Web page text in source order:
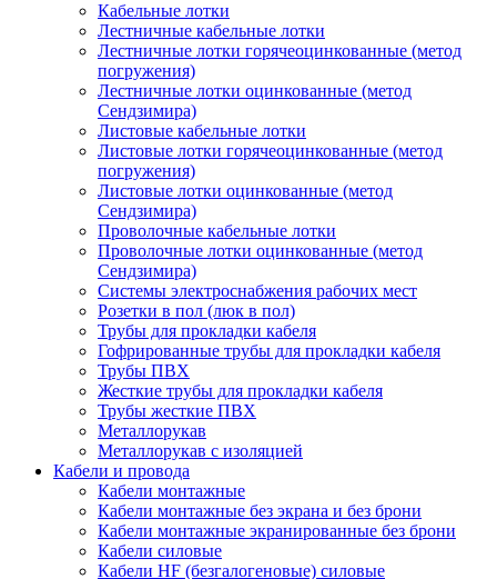
Кабельные лотки
Лестничные кабельные лотки
Лестничные лотки горячеоцинкованные (метод
погружения)
Лестничные лотки оцинкованные (метод
Сендзимира)
Листовые кабельные лотки
Листовые лотки горячеоцинкованные (метод
погружения)
Листовые лотки оцинкованные (метод
Сендзимира)
Проволочные кабельные лотки
Проволочные лотки оцинкованные (метод
Сендзимира)
Системы электроснабжения рабочих мест
Розетки в пол (люк в пол)
Трубы для прокладки кабеля
Гофрированные трубы для прокладки кабеля
Трубы ПВХ
Жесткие трубы для прокладки кабеля
Трубы жесткие ПВХ
Металлорукав
Металлорукав с изоляцией
Кабели и провода
Кабели монтажные
Кабели монтажные без экрана и без брони
Кабели монтажные экранированные без брони
Кабели силовые
Кабели HF (безгалогеновые) силовые